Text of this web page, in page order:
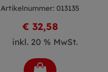
Artikelnummer: 013135
€ 32,58
inkl. 20 % MwSt.